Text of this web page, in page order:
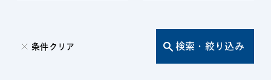
検索・絞り込み
条件クリア